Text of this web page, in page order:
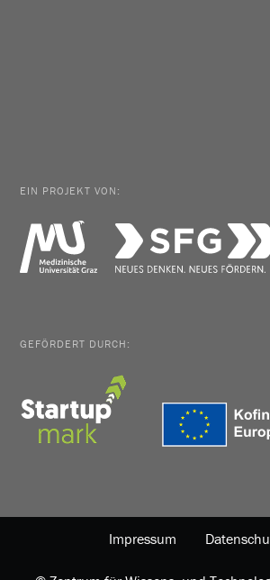
EIN PROJEKT VON:
GEFÖRDERT DURCH:
Impressum